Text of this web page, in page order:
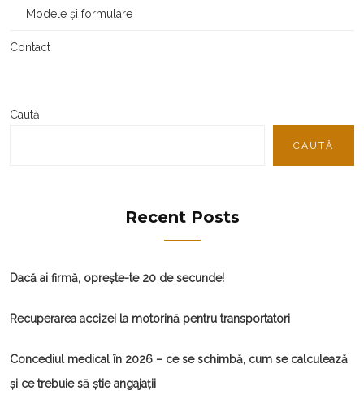
Modele și formulare
Contact
Caută
CAUTĂ
Recent Posts
Dacă ai firmă, oprește-te 20 de secunde!
Recuperarea accizei la motorină pentru transportatori
Concediul medical în 2026 – ce se schimbă, cum se calculează
și ce trebuie să știe angajații